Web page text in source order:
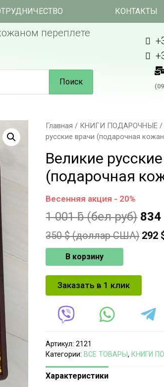
КОНТАКТЫ
переплете
Поиск
Главная / КНИГИ ПОДАРОЧНЫЕ
русские врачи (подарочная
Великие
(подарочная
Весенняя акция - 20%
1 001ƃ(бел руб) 834
350$ (доллар США) 292
В корзину
Заказать в 1 клик
Артикул:2121
Категории: ВСЕ ТОВАРЫ, КНИГИ
Характеристики